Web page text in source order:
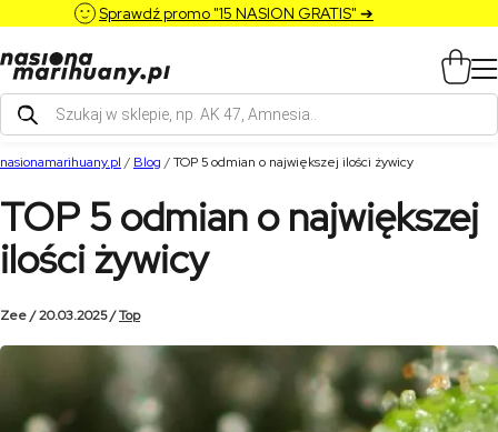
Sprawdź promo "15 NASION GRATIS" ➔
Wyszukiwarka
produktów
nasionamarihuany.pl / Blog /TOP 5 odmian o największej ilości żywicy
TOP 5 odmian o największej
ilości żywicy
Zee / 20.03.2025 /Top